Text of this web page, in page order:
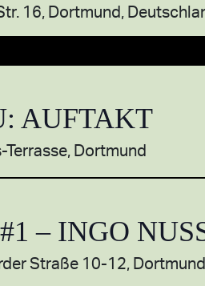
16, Dortmund,
AUFTAKT
Dortmund
– INGO
Straße 10-12, Dortmund